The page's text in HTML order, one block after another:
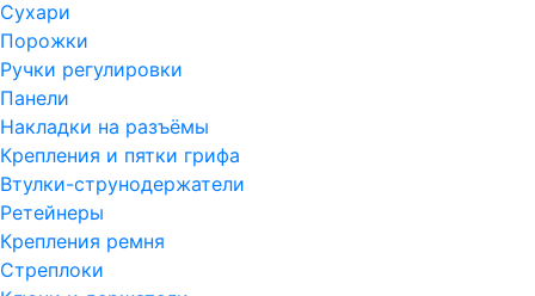
Сухари
Порожки
Ручки регулировки
Панели
Накладки на разъёмы
Крепления и пятки грифа
Втулки-струнодержатели
Ретейнеры
Крепления ремня
Стреплоки